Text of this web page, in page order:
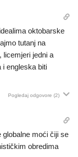
oktobarske
tutanj na
licemjeri jedni a
i engleska biti
Pogledaj odgovore (2)
moći čiji se
obredima